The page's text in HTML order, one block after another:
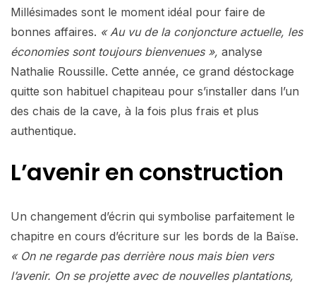
Millésimades sont le moment idéal pour faire de
bonnes affaires. « Au vu de la conjoncture actuelle, les
économies sont toujours bienvenues », analyse
Nathalie Roussille. Cette année, ce grand déstockage
quitte son habituel chapiteau pour s’installer dans l’un
des chais de la cave, à la fois plus frais et plus
authentique.
L’avenir en construction
Un changement d’écrin qui symbolise parfaitement le
chapitre en cours d’écriture sur les bords de la Baïse.
« On ne regarde pas derrière nous mais bien vers
l’avenir. On se projette avec de nouvelles plantations,